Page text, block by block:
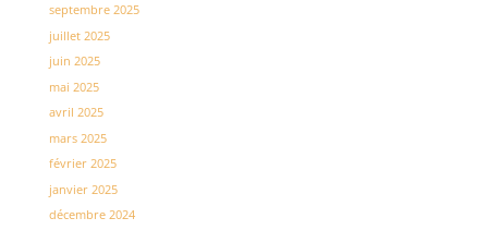
septembre 2025
juillet 2025
juin 2025
mai 2025
avril 2025
mars 2025
février 2025
janvier 2025
décembre 2024